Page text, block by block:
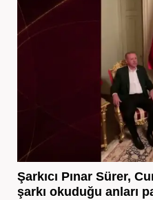
Şarkıcı Pınar Sürer,
şarkı okuduğu anları